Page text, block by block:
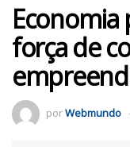
força de
porWebmundo